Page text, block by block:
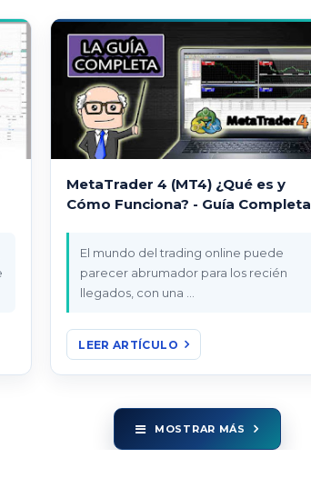
MetaTrader 4 (MT4) ¿Qué es y
Cómo Funciona? - Guía Completa
El mundo del trading online puede
parecer abrumador para los recién
llegados, con una …
LEER ARTÍCULO
MOSTRAR MÁS